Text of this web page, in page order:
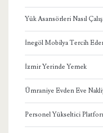
Yük Asansörleri Nasıl
İnegöl Mobilya Tercih
İzmir Yerinde Yemek
Ümraniye Evden Eve
Personel Yükseltici